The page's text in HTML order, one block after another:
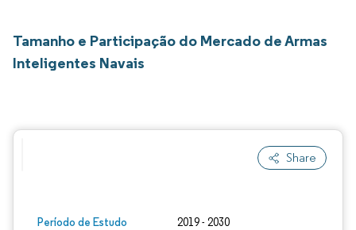
Tamanho e Participação do Mercado de Armas
Inteligentes Navais
Share
Período de Estudo 2019 - 2030